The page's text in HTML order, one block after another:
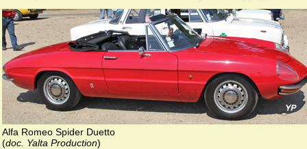
Alfa Romeo Spider Duetto
(doc. Yalta Production)